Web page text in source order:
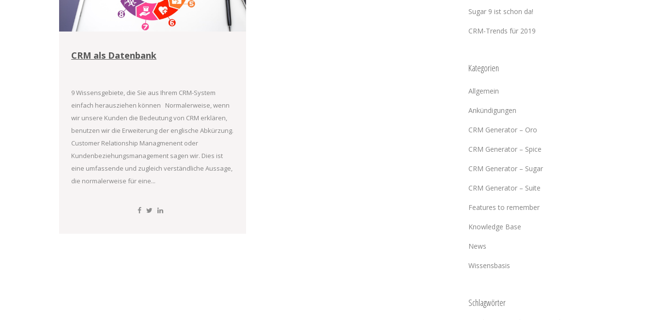
CRM als Datenbank
9 Wissensgebiete, die Sie aus Ihrem CRM-System
einfach herausziehen können Normalerweise, wenn
wir unsere Kunden die Bedeutung von CRM erklären,
benutzen wir die Erweiterung der englische Abkürzung.
Customer Relationship Managmenent oder
Kundenbeziehungsmanagement sagen wir. Dies ist
eine umfassende und zugleich verständliche Aussage,
die normalerweise für eine...
Sugar 9 ist schon da!
CRM-Trends für 2019
Kategorien
Allgemein
Ankündigungen
CRM Generator – Oro
CRM Generator – Spice
CRM Generator – Sugar
CRM Generator – Suite
Features to remember
Knowledge Base
News
Wissensbasis
Schlagwörter